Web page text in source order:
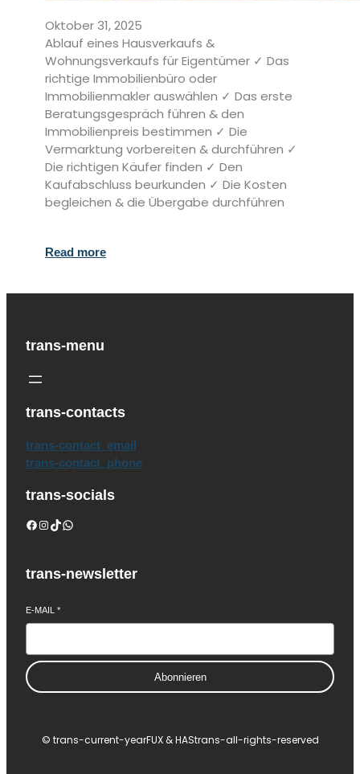
Oktober 31, 2025
Ablauf eines Hausverkaufs &
Wohnungsverkaufs für Eigentümer ✓ Das
richtige Immobilienbüro oder
Immobilienmakler auswählen ✓ Das erste
Beratungsgespräch führen & den
Immobilienpreis bestimmen ✓ Die
Vermarktung vorbereiten & durchführen ✓
Die richtigen Käufer finden ✓ Den
Kaufabschluss beurkunden ✓ Die Kosten
begleichen & die Übergabe durchführen
Read more
trans-menu
trans-contacts
trans-contact_email
trans-contact_phone
trans-socials
trans-newsletter
E-MAIL *
Abonnieren
© trans-current-yearFUX & HAStrans-all-rights-reserved